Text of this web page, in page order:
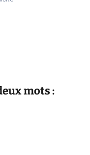
mots :